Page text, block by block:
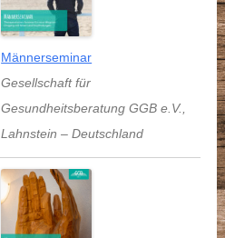
Männerseminar
Gesellschaft für
Gesundheitsberatung GGB e.V.,
Lahnstein –Deutschland